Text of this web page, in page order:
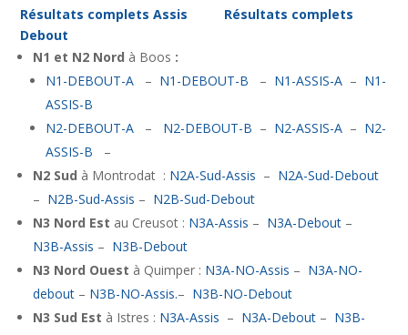
Résultats complets Assis
Résultats complets
Debout
N1 et N2 Nord à Boos :
N1-DEBOUT-A – N1-DEBOUT-B – N1-ASSIS-A – N1-
ASSIS-B
N2-DEBOUT-A – N2-DEBOUT-B – N2-ASSIS-A – N2-
ASSIS-B –
N2 Sud à Montrodat : N2A-Sud-Assis – N2A-Sud-Debout
– N2B-Sud-Assis – N2B-Sud-Debout
N3 Nord Est au Creusot : N3A-Assis – N3A-Debout –
N3B-Assis – N3B-Debout
N3 Nord Ouest à Quimper : N3A-NO-Assis – N3A-NO-
debout – N3B-NO-Assis.– N3B-NO-Debout
N3 Sud Est à Istres : N3A-Assis – N3A-Debout – N3B-